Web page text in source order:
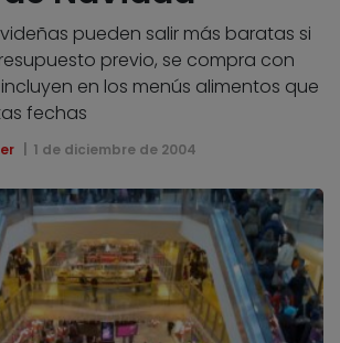
pueden salir más baratas si
previo, se compra con
en los menús alimentos que
fechas
1 de diciembre de 2004